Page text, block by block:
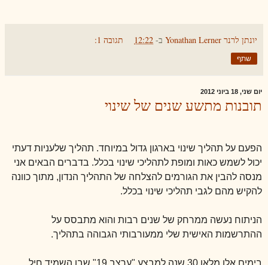
יונתן לרנר Yonathan Lerner ב- 12:22 תגובה 1:
שתף
יום שני, 18 ביוני 2012
תובנות מתשע שנים של שינוי
הפעם על תהליך שינוי בארגון גדול במיוחד. תהליך שלעניות דעתי
יכול לשמש כאות ומופת לתהליכי שינוי בכלל. בדברים הבאים אני
מנסה להבין את הגורמים להצלחה של התהליך הנדון, מתוך כוונה
להקיש מהם לגבי תהליכי שינוי בכלל.
הניתוח נעשה ממרחק של שנים רבות והוא מתבסס על
ההתרשמות האישית שלי ממעורבותי הגבוהה בתהליך.